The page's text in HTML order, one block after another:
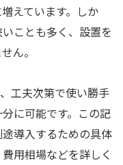
えています。しか
ことも多く、設置を
ん。
工夫次第で使い勝手
に可能です。この記
導入するための具体
用相場などを詳しく